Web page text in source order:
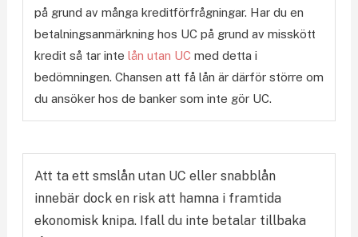
på grund av många kreditförfrågningar. Har du en
betalningsanmärkning hos UC på grund av misskött
kredit så tar inte lån utan UC med detta i
bedömningen. Chansen att få lån är därför större om
du ansöker hos de banker som inte gör UC.
Att ta ett smslån utan UC eller snabblån
innebär dock en risk att hamna i framtida
ekonomisk knipa. Ifall du inte betalar tillbaka